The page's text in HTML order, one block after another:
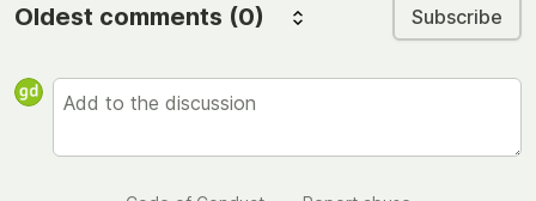
Oldest comments (0) Subscribe